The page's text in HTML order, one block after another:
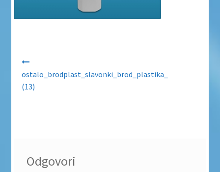
ostalo_brodplast_slavonki_brod_plastika_
(13)
Odgovori